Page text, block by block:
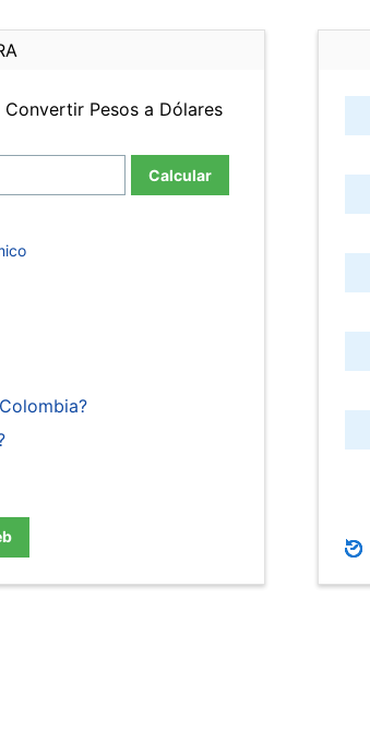
Convertir Pesos a Dólares
Calcular